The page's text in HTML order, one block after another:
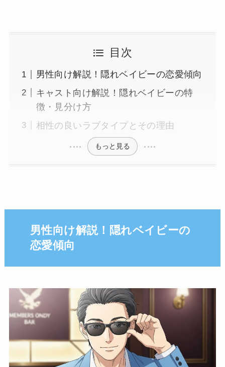
目次
男性向け解説！隠れベイビーの恋愛傾向
キャスト向け解説！隠れベイビーの特
徴・見分け方
相性の良いラブタイプとその理由
もっと見る
男性向け解説！隠れベイビーの
恋愛傾向